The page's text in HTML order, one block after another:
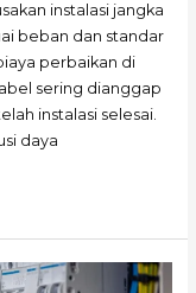
instalasi jangka
beban dan standar
perbaikan di
sering dianggap
instalasi selesai.
daya